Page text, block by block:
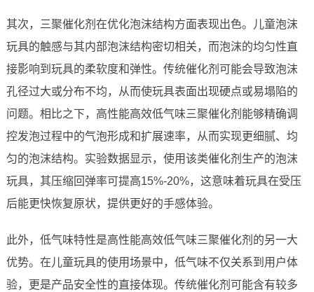
其次，三聚催化剂在优化泡沫结构方面表现出色。儿童泡沫
玩具的触感与其内部泡沫结构密切相关，而泡沫的均匀性直
接影响到玩具的柔软度和弹性。传统催化剂可能会导致泡沫
孔径过大或分布不均，从而使玩具表面出现硬点或易塌陷的
问题。相比之下，高性能高效低气味三聚催化剂能够精确调
控发泡过程中的气泡形成和扩展速率，从而实现更细腻、均
匀的泡沫结构。实验数据显示，使用该类催化剂生产的泡沫
玩具，其压缩回弹率可提高15%-20%，这意味着玩具在受压
后能更快恢复原状，提供更好的手感体验。
此外，低气味特性是高性能高效低气味三聚催化剂的另一大
优势。在儿童玩具的使用场景中，低气味不仅关系到用户体
验，更是产品安全性的直接体现。传统催化剂可能含有较多